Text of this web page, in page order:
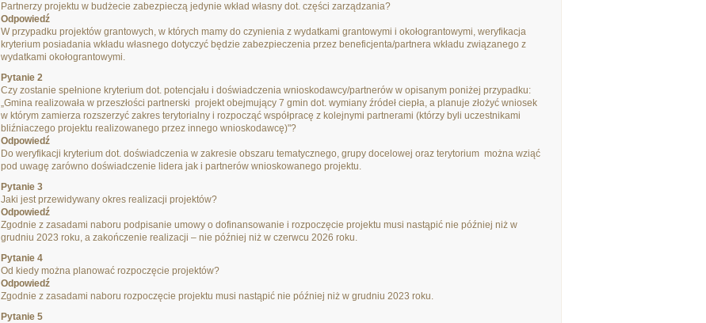
Partnerzy projektu w budżecie zabezpieczą jedynie wkład własny dot. części zarządzania?
Odpowiedź
W przypadku projektów grantowych, w których mamy do czynienia z wydatkami grantowymi i okołograntowymi, weryfikacja
kryterium posiadania wkładu własnego dotyczyć będzie zabezpieczenia przez beneficjenta/partnera wkładu związanego z
wydatkami okołograntowymi.
Pytanie 2
Czy zostanie spełnione kryterium dot. potencjału i doświadczenia wnioskodawcy/partnerów w opisanym poniżej przypadku:
„Gmina realizowała w przeszłości partnerski projekt obejmujący 7 gmin dot. wymiany źródeł ciepła, a planuje złożyć wniosek
w którym zamierza rozszerzyć zakres terytorialny i rozpocząć współpracę z kolejnymi partnerami (którzy byli uczestnikami
bliźniaczego projektu realizowanego przez innego wnioskodawcę)"?
Odpowiedź
Do weryfikacji kryterium dot. doświadczenia w zakresie obszaru tematycznego, grupy docelowej oraz terytorium można wziąć
pod uwagę zarówno doświadczenie lidera jak i partnerów wnioskowanego projektu.
Pytanie 3
Jaki jest przewidywany okres realizacji projektów?
Odpowiedź
Zgodnie z zasadami naboru podpisanie umowy o dofinansowanie i rozpoczęcie projektu musi nastąpić nie później niż w
grudniu 2023 roku, a zakończenie realizacji – nie później niż w czerwcu 2026 roku.
Pytanie 4
Od kiedy można planować rozpoczęcie projektów?
Odpowiedź
Zgodnie z zasadami naboru rozpoczęcie projektu musi nastąpić nie później niż w grudniu 2023 roku.
Pytanie 5